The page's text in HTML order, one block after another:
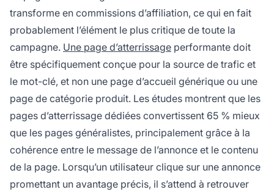
transforme en commissions d’affiliation, ce qui en fait
probablement l’élément le plus critique de toute la
campagne. Une page d’atterrissage performante doit
être spécifiquement conçue pour la source de trafic et
le mot-clé, et non une page d’accueil générique ou une
page de catégorie produit. Les études montrent que les
pages d’atterrissage dédiées convertissent 65 % mieux
que les pages généralistes, principalement grâce à la
cohérence entre le message de l’annonce et le contenu
de la page. Lorsqu’un utilisateur clique sur une annonce
promettant un avantage précis, il s’attend à retrouver